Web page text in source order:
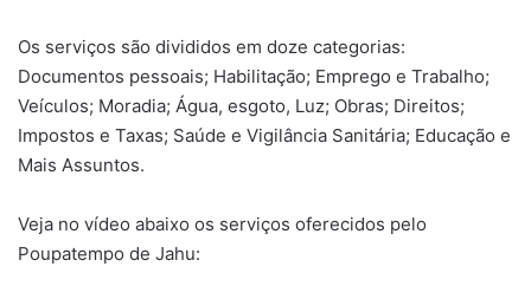
Os serviços são divididos em doze categorias:
Documentos pessoais; Habilitação; Emprego e Trabalho;
Veículos; Moradia; Água, esgoto, Luz; Obras; Direitos;
Impostos e Taxas; Saúde e Vigilância Sanitária; Educação e
Mais Assuntos.
Veja no vídeo abaixo os serviços oferecidos pelo
Poupatempo de Jahu: